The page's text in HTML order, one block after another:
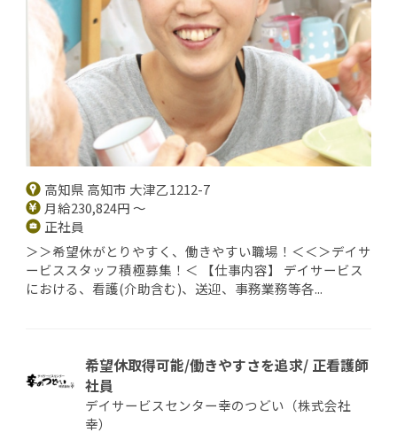
高知県 高知市 大津乙1212-7
月給230,824円 ～
正社員
＞＞希望休がとりやすく、働きやすい職場！＜＜＞デイサ
ービススタッフ積極募集！＜ 【仕事内容】 デイサービス
における、看護(介助含む)、送迎、事務業務等各...
希望休取得可能/働きやすさを追求/ 正看護師
社員
デイサービスセンター幸のつどい（株式会社
幸）